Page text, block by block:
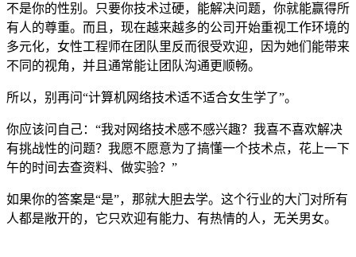
不是你的性别。只要你技术过硬，能解决问题，你就能赢得所
有人的尊重。而且，现在越来越多的公司开始重视工作环境的
多元化，女性工程师在团队里反而很受欢迎，因为她们能带来
不同的视角，并且通常能让团队沟通更顺畅。
所以，别再问“计算机网络技术适不适合女生学了”。
你应该问自己：“我对网络技术感不感兴趣？我喜不喜欢解决
有挑战性的问题？我愿不愿意为了搞懂一个技术点，花上一下
午的时间去查资料、做实验？”
如果你的答案是“是”，那就大胆去学。这个行业的大门对所有
人都是敞开的，它只欢迎有能力、有热情的人，无关男女。